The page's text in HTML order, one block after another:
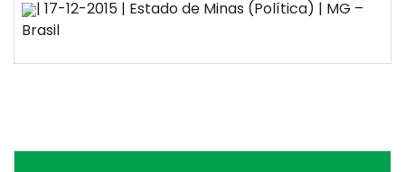
| 17-12-2015 | Estado de Minas (Política) | MG –
Brasil